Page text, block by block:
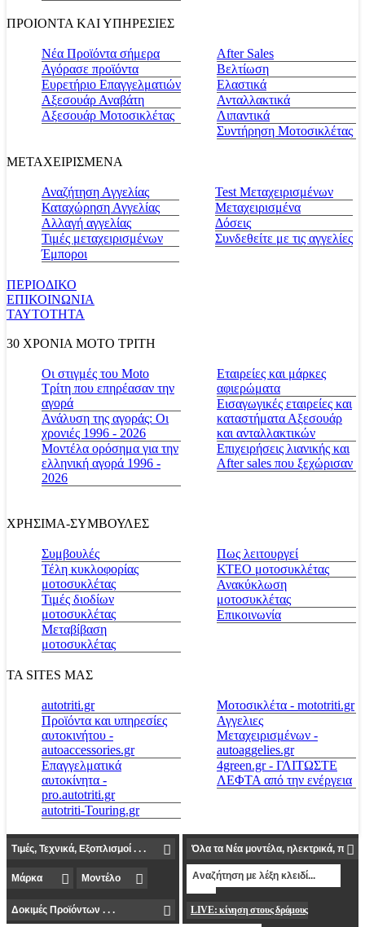
ΠΡΟΙΟΝΤΑ ΚΑΙ ΥΠΗΡΕΣΙΕΣ
Νέα Προϊόντα σήμερα
Αγόρασε προϊόντα
Ευρετήριο Επαγγελματιών
Αξεσουάρ Αναβάτη
Αξεσουάρ Μοτοσικλέτας
Αfter Sales
Βελτίωση
Ελαστικά
Ανταλλακτικά
Λιπαντικά
Συντήρηση Μοτοσικλέτας
ΜΕΤΑΧΕΙΡΙΣΜΕΝΑ
Αναζήτηση Αγγελίας
Καταχώρηση Αγγελίας
Αλλαγή αγγελίας
Τιμές μεταχειρισμένων
Έμποροι
Test Μεταχειρισμένων
Μεταχειρισμένα
Δόσεις
Συνδεθείτε με τις αγγελίες
ΠΕΡΙΟΔΙΚΟ
ΕΠΙΚΟΙΝΩΝΙΑ
ΤΑΥΤΟΤΗΤΑ
30 ΧΡΟΝΙΑ MOTO ΤΡΙΤΗ
Οι στιγμές του Moto
Τρίτη που επηρέασαν την
αγορά
Ανάλυση της αγοράς: Οι
χρονιές 1996 - 2026
Μοντέλα ορόσημα για την
ελληνική αγορά 1996 -
2026
Εταιρείες και μάρκες
αφιερώματα
Εισαγωγικές εταιρείες και
καταστήματα Αξεσουάρ
και ανταλλακτικών
Επιχειρήσεις λιανικής και
After sales που ξεχώρισαν
ΧΡΗΣΙΜΑ-ΣΥΜΒΟΥΛΕΣ
Συμβουλές
Τέλη κυκλοφορίας
μοτοσυκλέτας
Τιμές διοδίων
μοτοσυκλέτας
Μεταβίβαση
μοτοσυκλέτας
Πως λειτουργεί
ΚΤΕΟ μοτοσυκλέτας
Ανακύκλωση
μοτοσυκλέτας
Επικοινωνία
ΤΑ SITES ΜΑΣ
autotriti.gr
Προϊόντα και υπηρεσίες
αυτοκινήτου -
autoaccessories.gr
Επαγγελματικά
αυτοκίνητα -
pro.autotriti.gr
autotriti-Touring.gr
Μοτοσικλέτα - mototriti.gr
Αγγελιες
Μεταχειρισμένων -
autoaggelies.gr
4green.gr - ΓΛΙΤΩΣΤΕ
ΛΕΦΤΑ από την ενέργεια
LIVE: κίνηση στους δρόμους